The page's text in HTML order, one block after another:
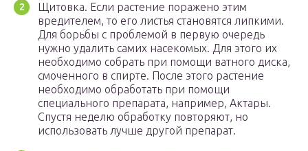
Щитовка. Если растение поражено этим
вредителем, то его листья становятся липкими.
Для борьбы с проблемой в первую очередь
нужно удалить самих насекомых. Для этого их
необходимо собрать при помощи ватного диска,
смоченного в спирте. После этого растение
необходимо обработать при помощи
специального препарата, например, Актары.
Спустя неделю обработку повторяют, но
использовать лучше другой препарат.